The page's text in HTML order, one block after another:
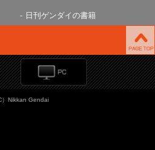
日刊ゲンダイの書籍
）Nikkan Gendai